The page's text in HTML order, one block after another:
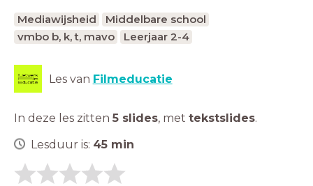
Mediawijsheid
Middelbare school
vmbo b, k, t, mavo
Leerjaar 2-4
Les van Filmeducatie
In deze les zitten 5 slides, met tekstslides.
Lesduur is: 45 min